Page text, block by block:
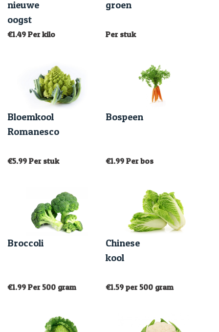
nieuwe
oogst
€1.49 Per kilo
groen
Per stuk
Bloemkool
Romanesco
€5.99 Per stuk
Bospeen
€1.99Per bos
Broccoli
€1.99 Per 500 gram
Chinese
kool
€1.59per 500 gram